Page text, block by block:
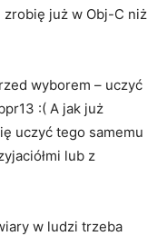
już w Obj-C niż
wyborem – uczyć
:( A jak już
uczyć tego samemu
lub z
w ludzi trzeba